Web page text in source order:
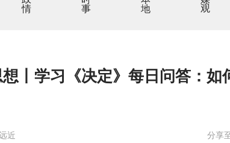
丨学习《决定》每日问答：如
近 分享